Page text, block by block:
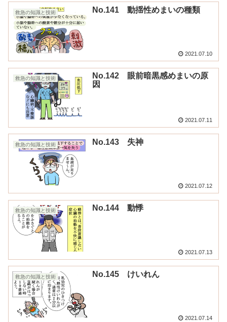
救急の知識と技術 No.141 動揺性めまいの種類
2021.07.10
救急の知識と技術
No.142 眼前暗黒感めまいの原
因
2021.07.11
救急の知識と技術 No.143 失神
2021.07.12
救急の知識と技術 No.144 動悸
2021.07.13
救急の知識と技術 No.145 けいれん
2021.07.14